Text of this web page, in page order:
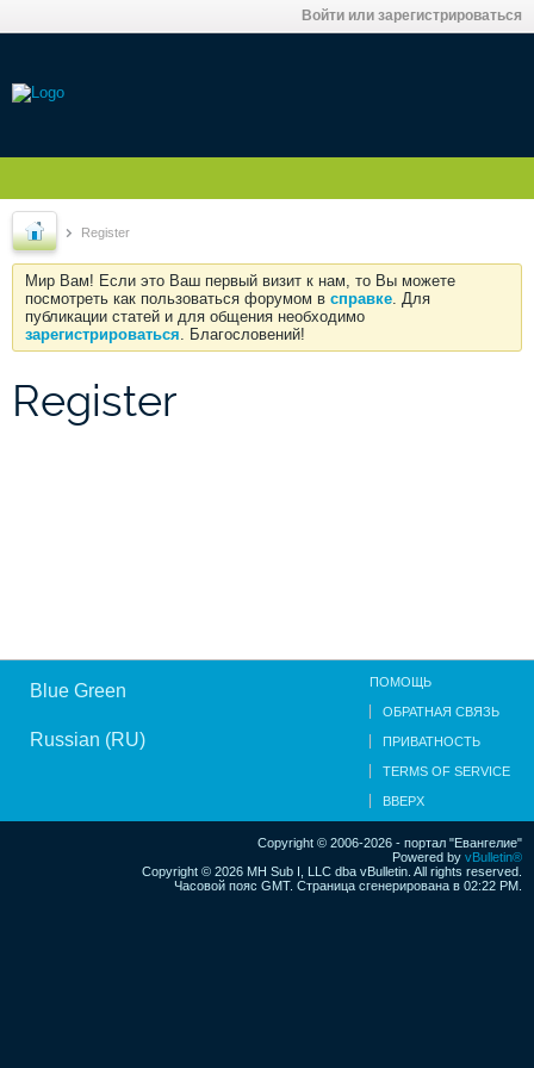
Войти или зарегистрироваться
Register
Мир Вам! Если это Ваш первый визит к нам, то Вы можете
посмотреть как пользоваться форумом в справке. Для
публикации статей и для общения необходимо
зарегистрироваться. Благословений!
Register
Blue Green
Russian (RU)
ПОМОЩЬ
ОБРАТНАЯ СВЯЗЬ
ПРИВАТНОСТЬ
TERMS OF SERVICE
ВВЕРХ
Copyright © 2006-2026 - портал "Евангелие"
Powered by vBulletin®
Copyright © 2026 MH Sub I, LLC dba vBulletin. All rights reserved.
Часовой пояс GMT. Страница сгенерирована в 02:22 PM.